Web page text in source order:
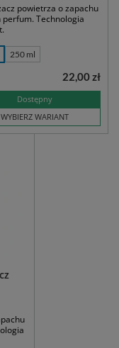
powietrza o zapachu
perfum. Technologia
250 ml
Dostępny
WYBIERZ WARIANT
22,00 zł